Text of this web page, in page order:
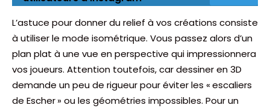
L’astuce pour donner du relief à vos créations consiste
à utiliser le mode isométrique. Vous passez alors d’un
plan plat à une vue en perspective qui impressionnera
vos joueurs. Attention toutefois, car dessiner en 3D
demande un peu de rigueur pour éviter les « escaliers
de Escher » ou les géométries impossibles. Pour un